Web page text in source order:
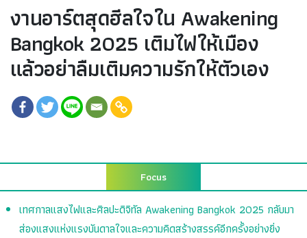
งานอาร์ตสุดฮีลใจใน Awakening
Bangkok 2025 เติมไฟให้เมือง
แล้วอย่าลืมเติมความรักให้ตัวเอง
Focus
เทศกาลแสงไฟและศิลปะดิจิทัล Awakening Bangkok 2025 กลับมา
ส่องแสงแห่งแรงบันดาลใจและความคิดสร้างสรรค์อีกครั้งอย่างยิ่ง